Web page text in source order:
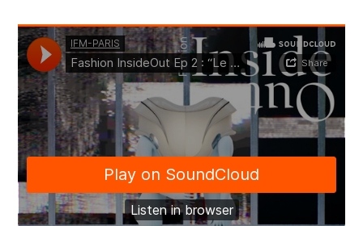
Recherche académique
Chaires